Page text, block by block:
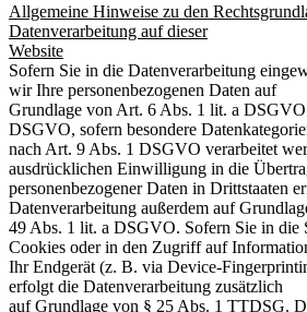
Allgemeine Hinweise zu den
Datenverarbeitung auf dieser
Website
Sofern Sie in die Datenverarbeitung
wir Ihre personenbezogenen Daten auf
Grundlage von Art. 6 Abs. 1 lit. a
DSGVO, sofern besondere
nach Art. 9 Abs. 1 DSGVO verarbeitet
ausdrücklichen Einwilligung in die
personenbezogener Daten in Drittstaaten
Datenverarbeitung außerdem auf
49 Abs. 1 lit. a DSGVO. Sofern Sie in die
Cookies oder in den Zugriff auf
Ihr Endgerät (z. B. via Device-
erfolgt die Datenverarbeitung zusätzlich
auf Grundlage von § 25 Abs. 1 TTDSG.